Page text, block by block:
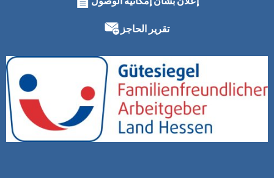
تقرير الحاجز